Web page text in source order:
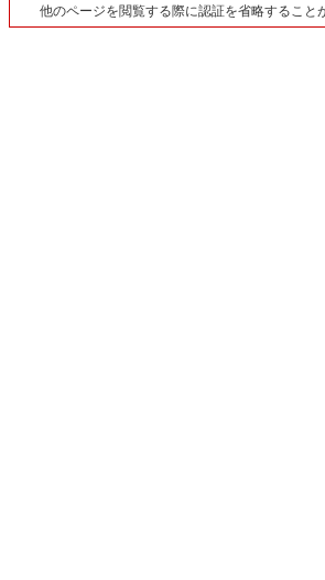
他のページを閲覧する際に認証を省略すること